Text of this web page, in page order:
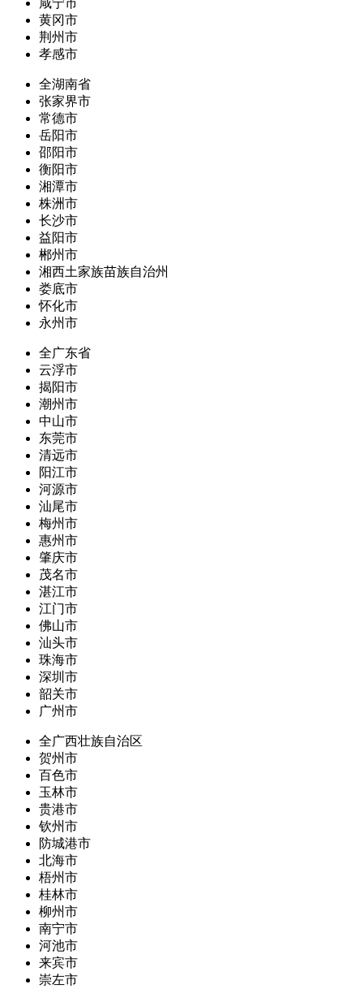
咸宁市
黄冈市
荆州市
孝感市
全湖南省
张家界市
常德市
岳阳市
邵阳市
衡阳市
湘潭市
株洲市
长沙市
益阳市
郴州市
湘西土家族苗族自治州
娄底市
怀化市
永州市
全广东省
云浮市
揭阳市
潮州市
中山市
东莞市
清远市
阳江市
河源市
汕尾市
梅州市
惠州市
肇庆市
茂名市
湛江市
江门市
佛山市
汕头市
珠海市
深圳市
韶关市
广州市
全广西壮族自治区
贺州市
百色市
玉林市
贵港市
钦州市
防城港市
北海市
梧州市
桂林市
柳州市
南宁市
河池市
来宾市
崇左市